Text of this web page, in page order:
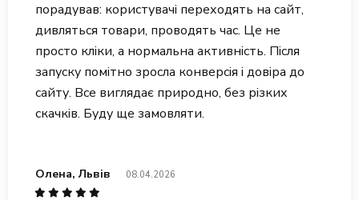
порадував: користувачі переходять на сайт,
дивляться товари, проводять час. Це не
просто кліки, а нормальна активність. Після
запуску помітно зросла конверсія і довіра до
сайту. Все виглядає природно, без різких
скачків. Буду ще замовляти.
Олена, Львів 08.04.2026